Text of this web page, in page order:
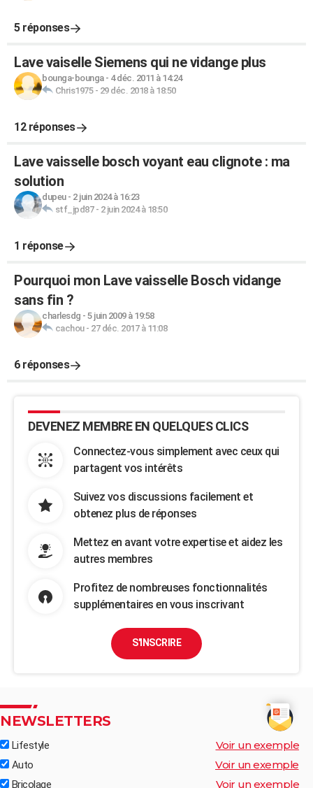
5 réponses
Lave vaiselle Siemens qui ne vidange plus
bounga-bounga- 4 déc. 2011 à 14:24
Chris1975- 29 déc. 2018 à 18:50
12 réponses
Lave vaisselle bosch voyant eau clignote : ma
solution
dupeu- 2 juin 2024 à 16:23
stf_jpd87- 2 juin 2024 à 18:50
1 réponse
Pourquoi mon Lave vaisselle Bosch vidange
sans fin ?
charlesdg - 5 juin 2009 à 19:58
cachou- 27 déc. 2017 à 11:08
6 réponses
DEVENEZ MEMBRE EN QUELQUES CLICS
Connectez-vous simplement avec ceux qui
partagent vos intérêts
Suivez vos discussions facilement et
obtenez plus de réponses
Mettez en avant votre expertise et aidez les
autres membres
Profitez de nombreuses fonctionnalités
supplémentaires en vous inscrivant
S'INSCRIRE
NEWSLETTERS
Lifestyle Voir un exemple
Auto Voir un exemple
Bricolage Voir un exemple